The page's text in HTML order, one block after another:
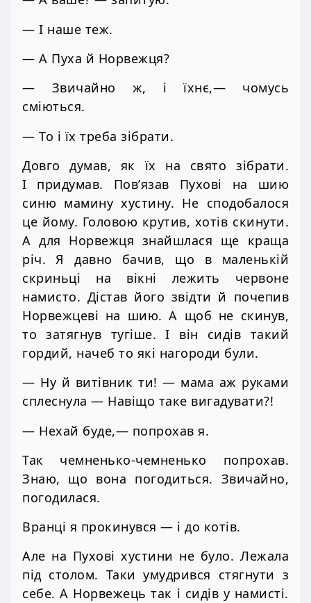
— І наше теж.
— А Пуха й Норвежця?
— Звичайно ж, і їхнє,— чомусь
сміються.
— То і їх треба зібрати.
Довго думав, як їх на свято зібрати.
І придумав. Пов’язав Пухові на шию
синю мамину хустину. Не сподобалося
це йому. Головою крутив, хотів скинути.
А для Норвежця знайшлася ще краща
річ. Я давно бачив, що в маленькій
скриньці на вікні лежить червоне
намисто. Дістав його звідти й почепив
Норвежцеві на шию. А щоб не скинув,
то затягнув тугіше. І він сидів такий
гордий, начеб то які нагороди були.
— Ну й витівник ти! — мама аж руками
сплеснула — Навіщо таке вигадувати?!
— Нехай буде,— попрохав я.
Так чемненько-чемненько попрохав.
Знаю, що вона погодиться. Звичайно,
погодилася.
Вранці я прокинувся — і до котів.
Але на Пухові хустини не було. Лежала
під столом. Таки умудрився стягнути з
себе. А Норвежець так і сидів у намисті.